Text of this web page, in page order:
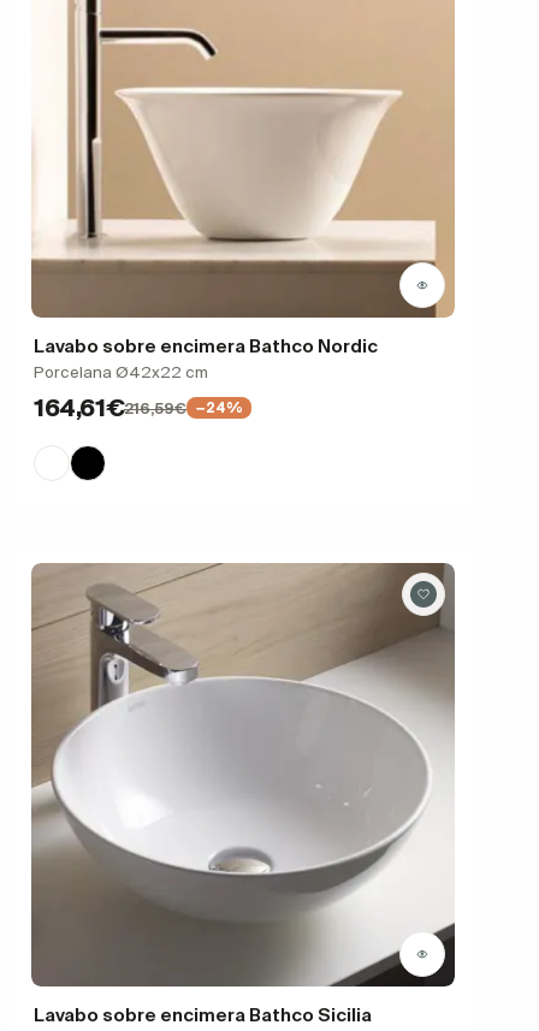
Lavabo sobre encimera Bathco Nordic
Porcelana Ø42x22 cm
164,61€216,59€ −24%
Lavabo sobre encimera Bathco Sicilia